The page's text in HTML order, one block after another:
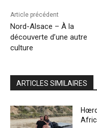
Article précédent
Nord-Alsace – À la
découverte d’une autre
culture
ARTICLES SIMILAIRES